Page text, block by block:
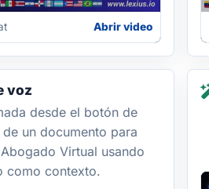
Abrir video
voz
desde el botón de
un documento para
Virtual usando
como contexto.